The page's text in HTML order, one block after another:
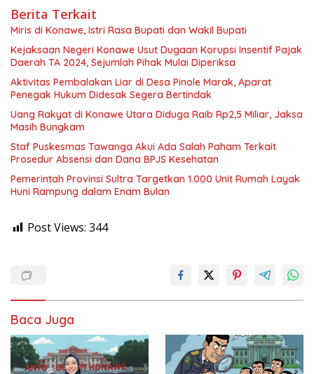
Berita Terkait
Miris di Konawe, Istri Rasa Bupati dan Wakil Bupati
Kejaksaan Negeri Konawe Usut Dugaan Korupsi Insentif Pajak
Daerah TA 2024, Sejumlah Pihak Mulai Diperiksa
Aktivitas Pembalakan Liar di Desa Pinole Marak, Aparat
Penegak Hukum Didesak Segera Bertindak
Uang Rakyat di Konawe Utara Diduga Raib Rp2,5 Miliar, Jaksa
Masih Bungkam
Staf Puskesmas Tawanga Akui Ada Salah Paham Terkait
Prosedur Absensi dan Dana BPJS Kesehatan
Pemerintah Provinsi Sultra Targetkan 1.000 Unit Rumah Layak
Huni Rampung dalam Enam Bulan
Post Views: 344
Baca Juga